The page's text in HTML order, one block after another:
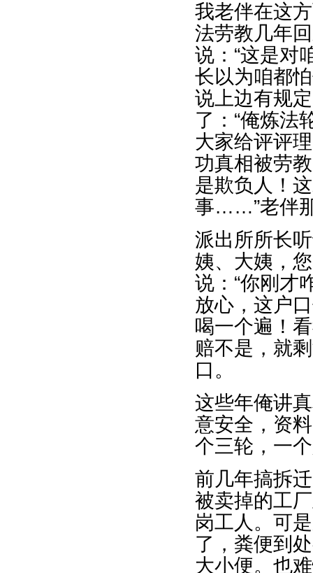
我老伴在这
法劳教几年
说：“这是对
长以为咱都
说上边有规
了：“俺炼法
大家给评评
功真相被劳
是欺负人！
事……”老伴
派出所所长
姨、大姨，
说：“你刚才
放心，这户
喝一个遍！
赔不是，就
口。
这些年俺讲
意安全，资
个三轮，一
前几年搞拆
被卖掉的工
岗工人。可
了，粪便到
大小便。也